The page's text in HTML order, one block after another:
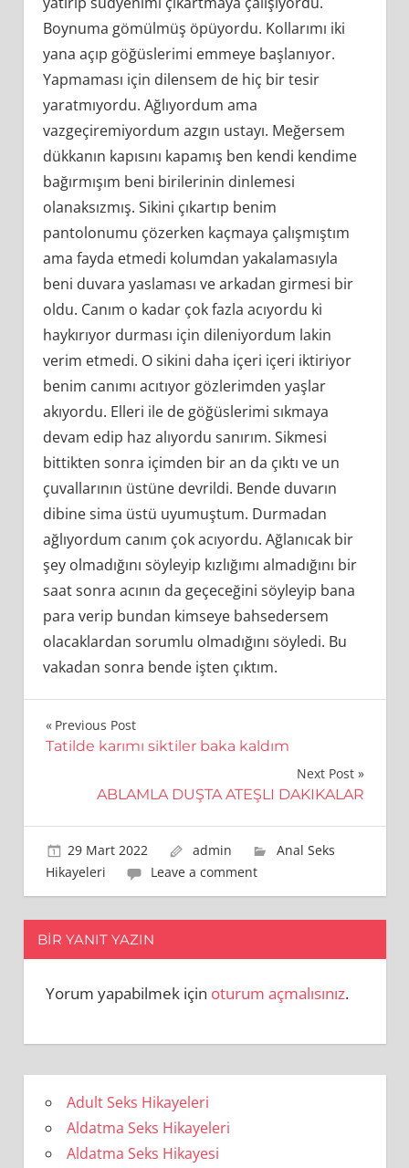
Boynuma gömülmüş öpüyordu. Kollarımı iki
yana açıp göğüslerimi emmeye başlanıyor.
Yapmaması için dilensem de hiç bir tesir
yaratmıyordu. Ağlıyordum ama
vazgeçiremiyordum azgın ustayı. Meğersem
dükkanın kapısını kapamış ben kendi kendime
bağırmışım beni birilerinin dinlemesi
olanaksızmış. Sikini çıkartıp benim
pantolonumu çözerken kaçmaya çalışmıştım
ama fayda etmedi kolumdan yakalamasıyla
beni duvara yaslaması ve arkadan girmesi bir
oldu. Canım o kadar çok fazla acıyordu ki
haykırıyor durması için dileniyordum lakin
verim etmedi. O sikini daha içeri içeri iktiriyor
benim canımı acıtıyor gözlerimden yaşlar
akıyordu. Elleri ile de göğüslerimi sıkmaya
devam edip haz alıyordu sanırım. Sikmesi
bittikten sonra içimden bir an da çıktı ve un
çuvallarının üstüne devrildi. Bende duvarın
dibine sima üstü uyumuştum. Durmadan
ağlıyordum canım çok acıyordu. Ağlanıcak bir
şey olmadığını söyleyip kızlığımı almadığını bir
saat sonra acının da geçeceğini söyleyip bana
para verip bundan kimseye bahsedersem
olacaklardan sorumlu olmadığını söyledi. Bu
vakadan sonra bende işten çıktım.
Yazı
Previous Post
Tatilde karımı siktiler baka kaldım
Next Post
ABLAMLA DUŞTA ATEŞLI DAKIKALAR
29 Mart 2022 admin
Anal Seks
Hikayeleri
Leave a comment
BIR YANIT YAZIN
Yorum yapabilmek için oturum açmalısınız.
Adult Seks Hikayeleri
Aldatma Seks Hikayeleri
Aldatma Seks Hikayesi